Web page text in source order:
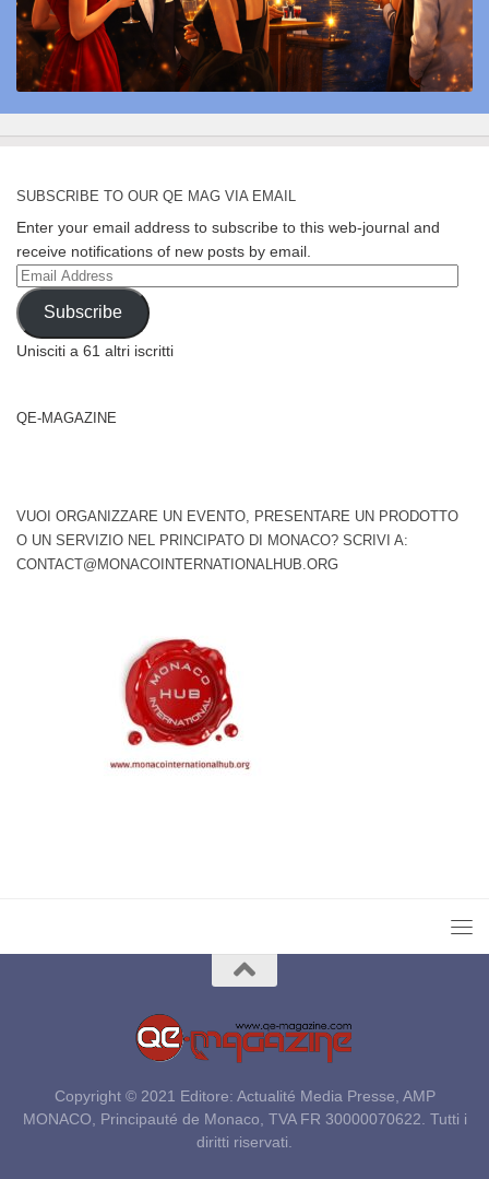
SUBSCRIBE TO OUR QE MAG VIA EMAIL
Enter your email address to subscribe to this web-journal and
receive notifications of new posts by email.
Email
Address
Subscribe
Unisciti a 61 altri iscritti
QE-MAGAZINE
VUOI ORGANIZZARE UN EVENTO, PRESENTARE UN PRODOTTO
O UN SERVIZIO NEL PRINCIPATO DI MONACO? SCRIVI A:
CONTACT@MONACOINTERNATIONALHUB.ORG
Copyright © 2021 Editore: Actualité Media Presse, AMP
MONACO, Principauté de Monaco, TVA FR 30000070622. Tutti i
diritti riservati.